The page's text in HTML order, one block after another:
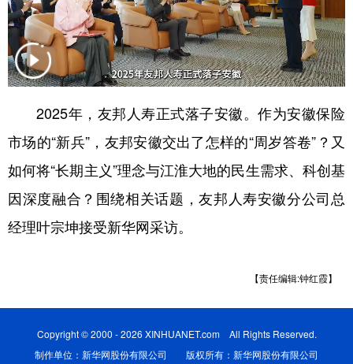
食品 人居 信息化 数字经济
学术中国 乡村振兴 银龄 溯源中国
城市 旅游 能源 会展
彩票 娱乐 时尚 悦读
公益 一带一路 亚太网 上市公司
文化产业
地方频道
浙江 安徽 福建 江西
2025年，友邦人寿正式落子安徽。作为安徽保险
市场的“新兵”，友邦安徽交出了怎样的“周岁答卷”？又
如何将“长期主义”理念与江淮大地的民生需求、科创基
因深度融合？围绕相关话题，友邦人寿安徽分公司总
经理叶宗坤接受新华网采访。
【责任编辑:钟红霞】
Copyright © 2000 - 2026 XINHUANET.com All Rights Reserved.
制作单位：新华网股份有限公司 版权所有：新华网股份有限公司